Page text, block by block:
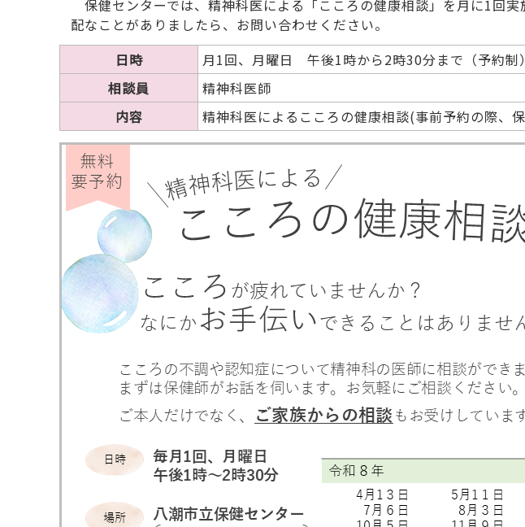
保健センターでは、精神科医による「こころの健康相談」を月に1回
配なことがありましたら、お問い合わせください。
日時
月1回、月曜日 午後1時から2時30分まで（予約制）
相談員
精神科医師
内容
精神科医によるこころの健康相談(事前予約の際、